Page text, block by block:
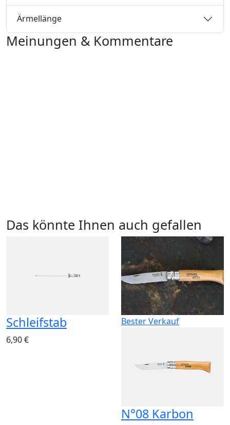
Ärmellänge
Meinungen & Kommentare
Das könnte Ihnen auch gefallen
Schleifstab
6,90 €
Bester Verkauf
N°08 Karbon